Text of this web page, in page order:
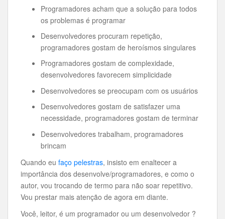
Programadores acham que a solução para todos
os problemas é programar
Desenvolvedores procuram repetição,
programadores gostam de heroísmos singulares
Programadores gostam de complexidade,
desenvolvedores favorecem simplicidade
Desenvolvedores se preocupam com os usuários
Desenvolvedores gostam de satisfazer uma
necessidade, programadores gostam de terminar
Desenvolvedores trabalham, programadores
brincam
Quando eu faço pelestras, insisto em enaltecer a
importância dos desenvolve/programadores, e como o
autor, vou trocando de termo para não soar repetitivo.
Vou prestar mais atenção de agora em diante.
Você, leitor, é um programador ou um desenvolvedor ?